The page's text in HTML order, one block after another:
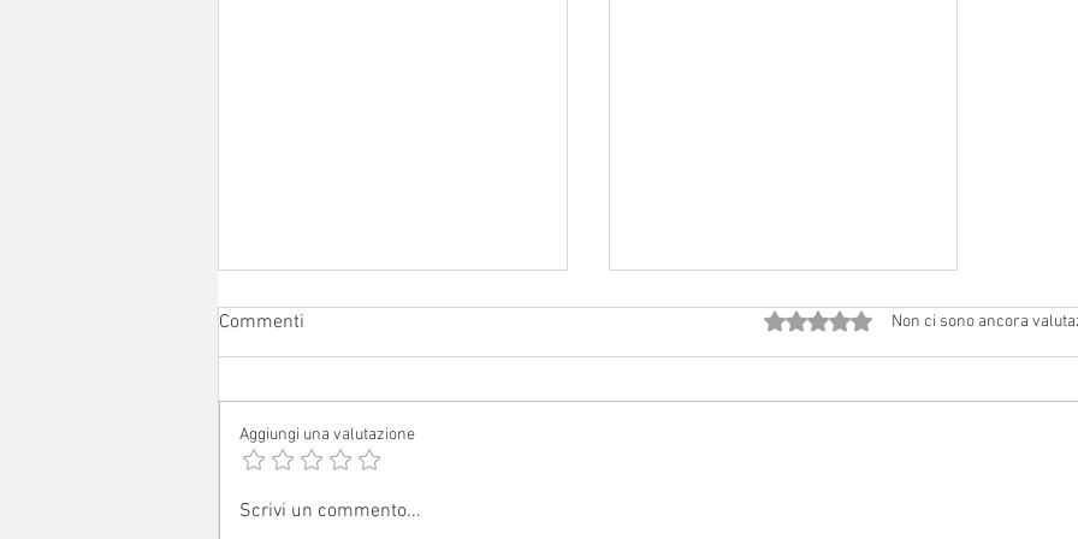
Avvisi dal 1° al 16 agosto 2026
Commenti Valutazione 0 stelle su 5.
Non ci sono ancora
Aggiungi una valutazione
Scrivi un commento...